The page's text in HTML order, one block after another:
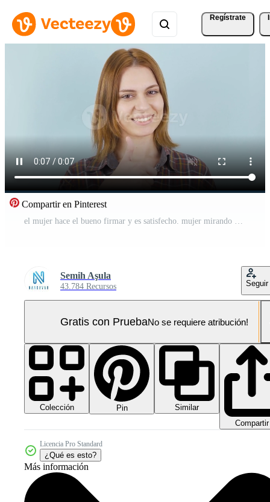
Regístrate
Compartir en Pinterest
el mujer hace el bueno firmar y es satisfecho. mujer mirando a cámara haciendo cheque marca y teniendo divertida. Vídeo Pro
Semih Aşula
43.784 Recursos Seguir
Gratis con PruebaNo se requiere atribución!
Colección Pin
Similar
Compartir
Licencia Pro Standard
¿Qué es esto?
Más información